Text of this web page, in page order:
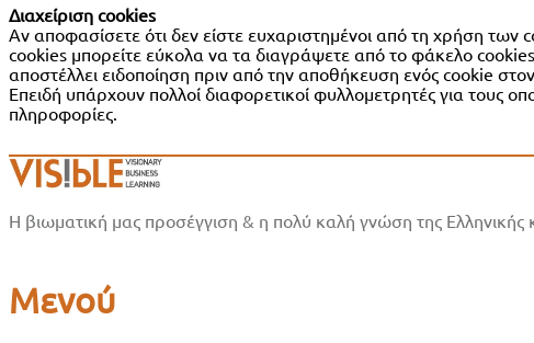
Διαχείριση cookies
Αν αποφασίσετε ότι δεν είστε ευχαριστημένοι από τη χρήση των
cookies μπορείτε εύκολα να τα διαγράψετε από το φάκελο
αποστέλλει ειδοποίηση πριν από την αποθήκευση ενός cookie
Επειδή υπάρχουν πολλοί διαφορετικοί φυλλομετρητές για τους
πληροφορίες.
Η βιωματική μας προσέγγιση & η πολύ καλή γνώση της Ελληνικής
Μενού